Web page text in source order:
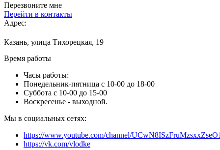
Перезвоните мне
Перейти в контакты
Адрес:
Казань, улица Тихорецкая, 19
Время работы
Часы работы:
Понедельник-пятница с 10-00 до 18-00
Суббота с 10-00 до 15-00
Воскресенье - выходной.
Мы в социальных сетях:
https://www.youtube.com/channel/
https://vk.com/vlodke